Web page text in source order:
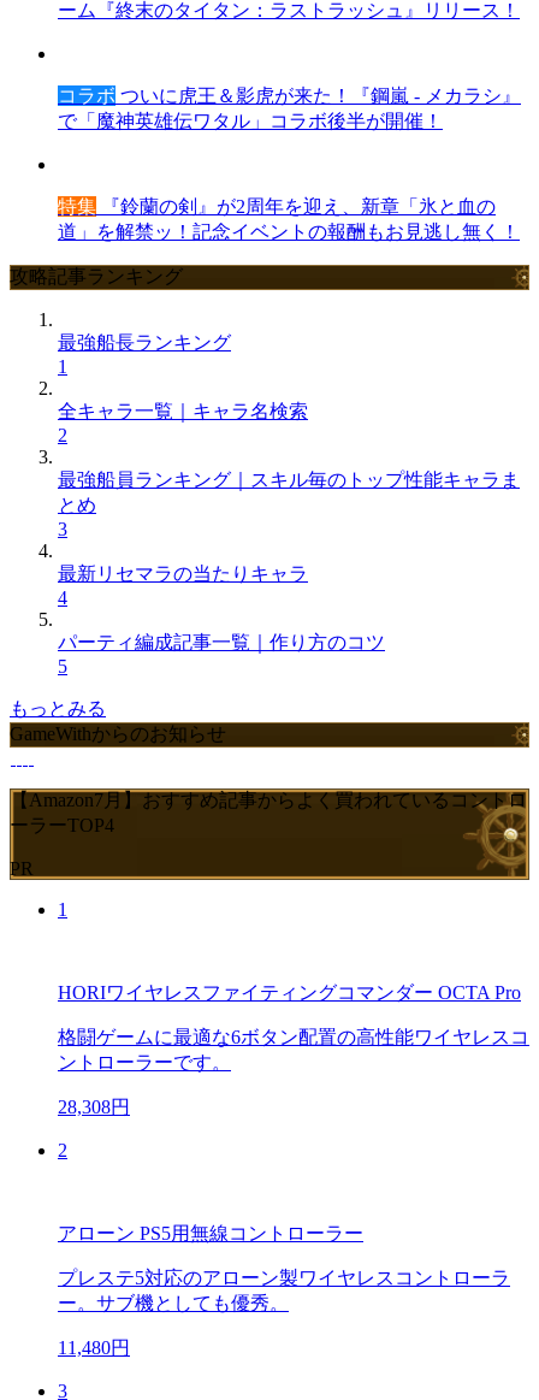
ーム『終末のタイタン：ラストラッシュ』リリース！
コラボ ついに虎王＆影虎が来た！『鋼嵐 - メカラシ』
で「魔神英雄伝ワタル」コラボ後半が開催！
特集 『鈴蘭の剣』が2周年を迎え、新章「氷と血の
道」を解禁ッ！記念イベントの報酬もお見逃し無く！
攻略記事ランキング
最強船長ランキング
1
全キャラ一覧｜キャラ名検索
2
最強船員ランキング｜スキル毎のトップ性能キャラま
とめ
3
最新リセマラの当たりキャラ
4
パーティ編成記事一覧｜作り方のコツ
5
もっとみる
GameWithからのお知らせ
【Amazon7月】おすすめ記事からよく買われているコントロ
ーラーTOP4
PR
1
HORIワイヤレスファイティングコマンダー OCTA Pro
格闘ゲームに最適な6ボタン配置の高性能ワイヤレスコ
ントローラーです。
28,308円
2
アローン PS5用無線コントローラー
プレステ5対応のアローン製ワイヤレスコントローラ
ー。サブ機としても優秀。
11,480円
3